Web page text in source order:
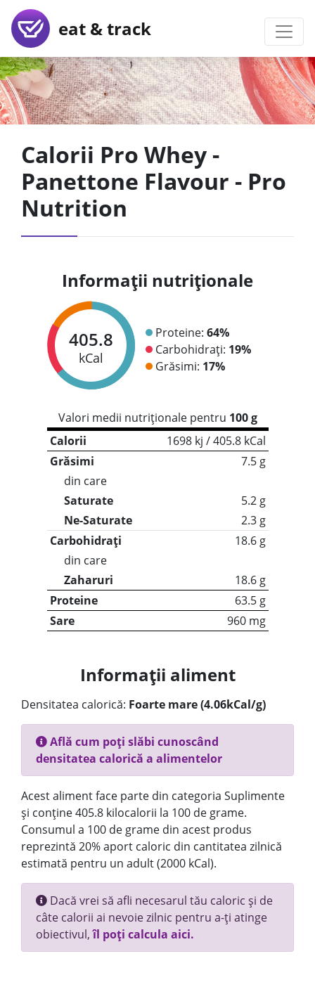
eat & track
Calorii Pro Whey -
Panettone Flavour - Pro
Nutrition
Informații nutriționale
405.8
kCal
Proteine: 64%
Carbohidrați: 19%
Grăsimi: 17%
Valori medii nutriționale pentru 100 g
Calorii
1698 kj / 405.8 kCal
Grăsimi
7.5 g
din care
Saturate
5.2 g
Ne-Saturate
2.3 g
Carbohidrați
18.6 g
din care
Zaharuri
18.6 g
Proteine
63.5 g
Sare
960 mg
Informații aliment
Densitatea calorică: Foarte mare (4.06kCal/g)
Află cum poți slăbi cunoscând
densitatea calorică a alimentelor
Acest aliment face parte din categoria Suplimente
și conține 405.8 kilocalorii la 100 de grame.
Consumul a 100 de grame din acest produs
reprezintă 20% aport caloric din cantitatea zilnică
estimată pentru un adult (2000 kCal).
Dacă vrei să afli necesarul tău caloric și de
câte calorii ai nevoie zilnic pentru a-ți atinge
obiectivul,îl poți calcula aici.